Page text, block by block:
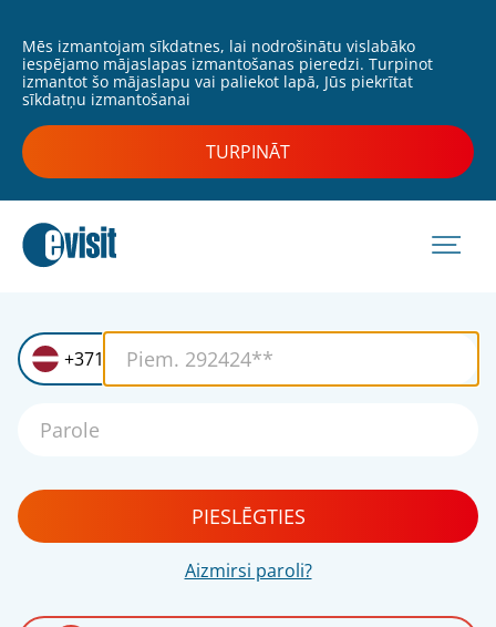
Mēs izmantojam sīkdatnes, lai nodrošinātu vislabāko
iespējamo mājaslapas izmantošanas pieredzi. Turpinot
izmantot šo mājaslapu vai paliekot lapā, Jūs piekrītat
sīkdatņu izmantošanai
TURPINĀT
+371
PIESLĒGTIES
Aizmirsi paroli?